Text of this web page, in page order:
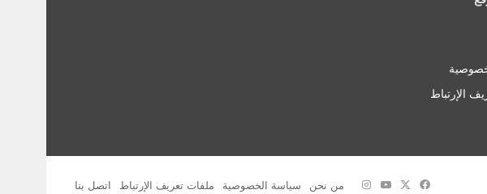
الإرتباط
من نحن سياسة الخصوصية ملفات تعريف الإرتباط اتصل بنا فيسبوك ‫YouTube
انستقرام